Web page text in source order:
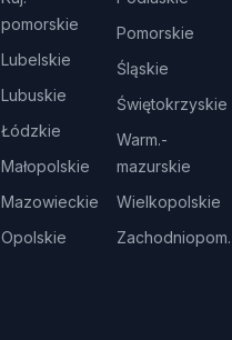
pomorskie
Lubelskie
Lubuskie
Łódzkie
Małopolskie
Mazowieckie
Opolskie
Pomorskie
Śląskie
Świętokrzyskie
Warm.-
mazurskie
Wielkopolskie
Zachodniopom.